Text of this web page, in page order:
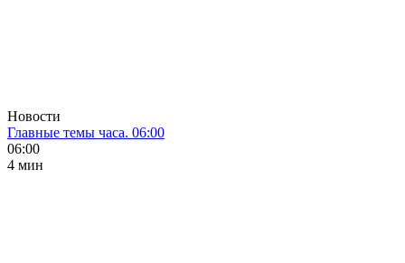
Новости
Главные темы часа. 06:00
06:00
4 мин